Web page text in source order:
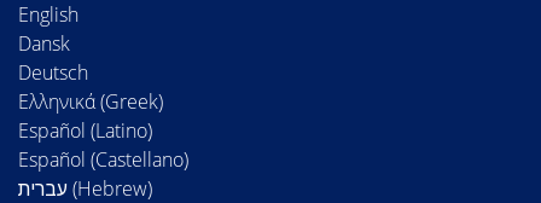
English
Dansk
Deutsch
Ελληνικά (Greek)
Español (Latino)
Español (Castellano)